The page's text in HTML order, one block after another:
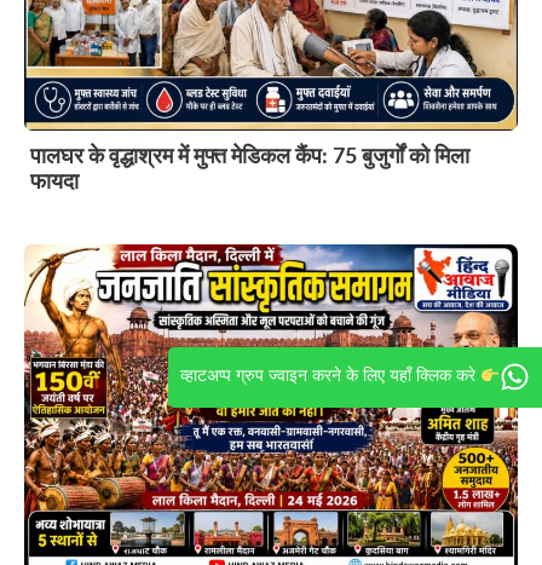
व्हाटअप्प ग्रुप ज्वाइन करने के लिए यहाँ क्लिक करे
पालघर के वृद्धाश्रम में मुफ्त मेडिकल कैंप: 75 बुजुर्गों को मिला
फायदा